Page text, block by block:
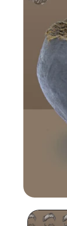
μέσων
ενημέρωσης